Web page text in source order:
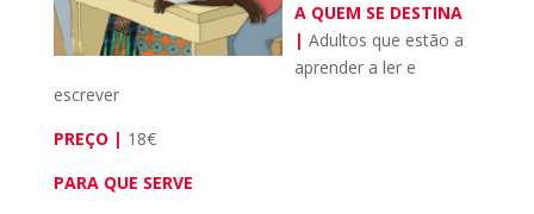
A QUEM SE DESTINA
| Adultos que estão a
aprender a ler e
escrever
PREÇO | 18€
PARA QUE SERVE